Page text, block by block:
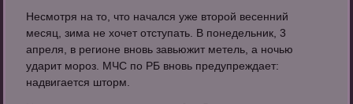
Несмотря на то, что начался уже второй весенний
месяц, зима не хочет отступать. В понедельник, 3
апреля, в регионе вновь завьюжит метель, а ночью
ударит мороз. МЧС по РБ вновь предупреждает:
надвигается шторм.